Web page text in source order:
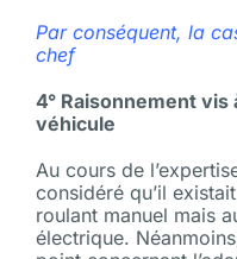
Par conséquent, la
chef
4° Raisonnement vis
véhicule
Au cours de
considéré qu’il
roulant manuel mais
électrique.